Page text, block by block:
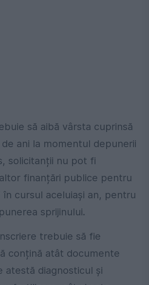
să aibă vârsta cuprinsă
ani la momentul depunerii
solicitanții nu pot fi
finanțări publice pentru
în cursul aceluiași an, pentru
sprijinului.
trebuie să fie
conțină atât documente
atestă diagnosticul și